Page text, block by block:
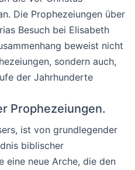
Die Prophezeiungen über
Besuch bei Elisabeth
beweist nicht
sondern auch,
der Jahrhunderte
Prophezeiungen.
ist von grundlegender
biblischer
eine neue Arche, die den